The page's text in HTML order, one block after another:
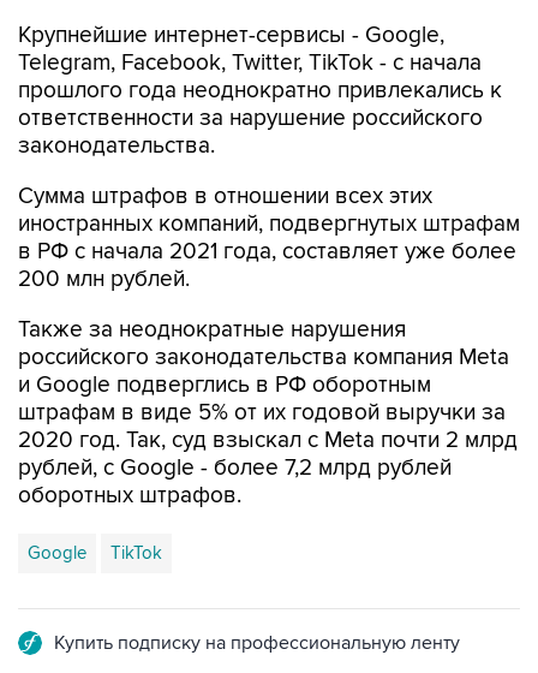
Крупнейшие интернет-сервисы - Google,
Telegram, Facebook, Twitter, TikTok - с начала
прошлого года неоднократно привлекались к
ответственности за нарушение российского
законодательства.
Сумма штрафов в отношении всех этих
иностранных компаний, подвергнутых штрафам
в РФ с начала 2021 года, составляет уже более
200 млн рублей.
Также за неоднократные нарушения
российского законодательства компания Meta
и Google подверглись в РФ оборотным
штрафам в виде 5% от их годовой выручки за
2020 год. Так, суд взыскал с Meta почти 2 млрд
рублей, с Google - более 7,2 млрд рублей
оборотных штрафов.
Google TikTok
Купить подписку на профессиональную ленту